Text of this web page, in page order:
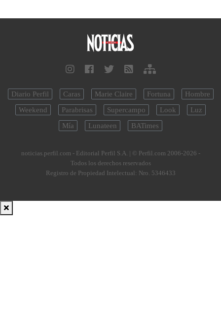
Diario Perfil Caras Marie Claire Fortuna
Hombre
Weekend
Parabrisas Supercampo Look
Luz
Mía
Lunateen BATimes
noticias.perfil.com - Editorial Perfil S.A. | © Perfil.com 2006-2026 -
Todos los derechos reservados
Registro de Propiedad Intelectual: Nro. 5346433